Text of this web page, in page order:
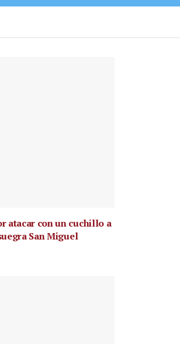
atacar con un cuchillo a
San Miguel